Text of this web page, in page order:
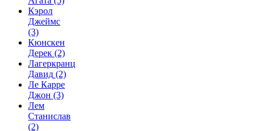
Кэрол
Джеймс
(3)
Кюнскен
Дерек (2)
Лагеркранц
Давид (2)
Ле Карре
Джон (3)
Лем
Станислав
(2)